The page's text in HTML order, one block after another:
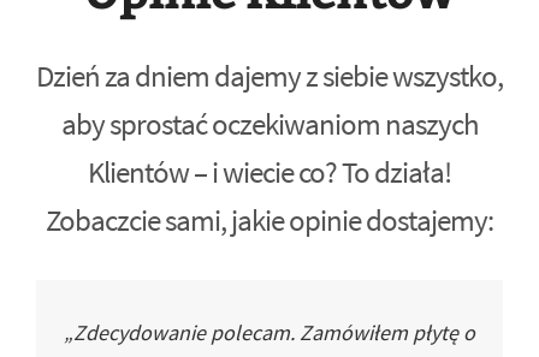
Dzień za dniem dajemy z siebie wszystko,
aby sprostać oczekiwaniom naszych
Klientów – i wiecie co? To działa!
Zobaczcie sami, jakie opinie dostajemy:
„Zdecydowanie polecam. Zamówiłem płytę o